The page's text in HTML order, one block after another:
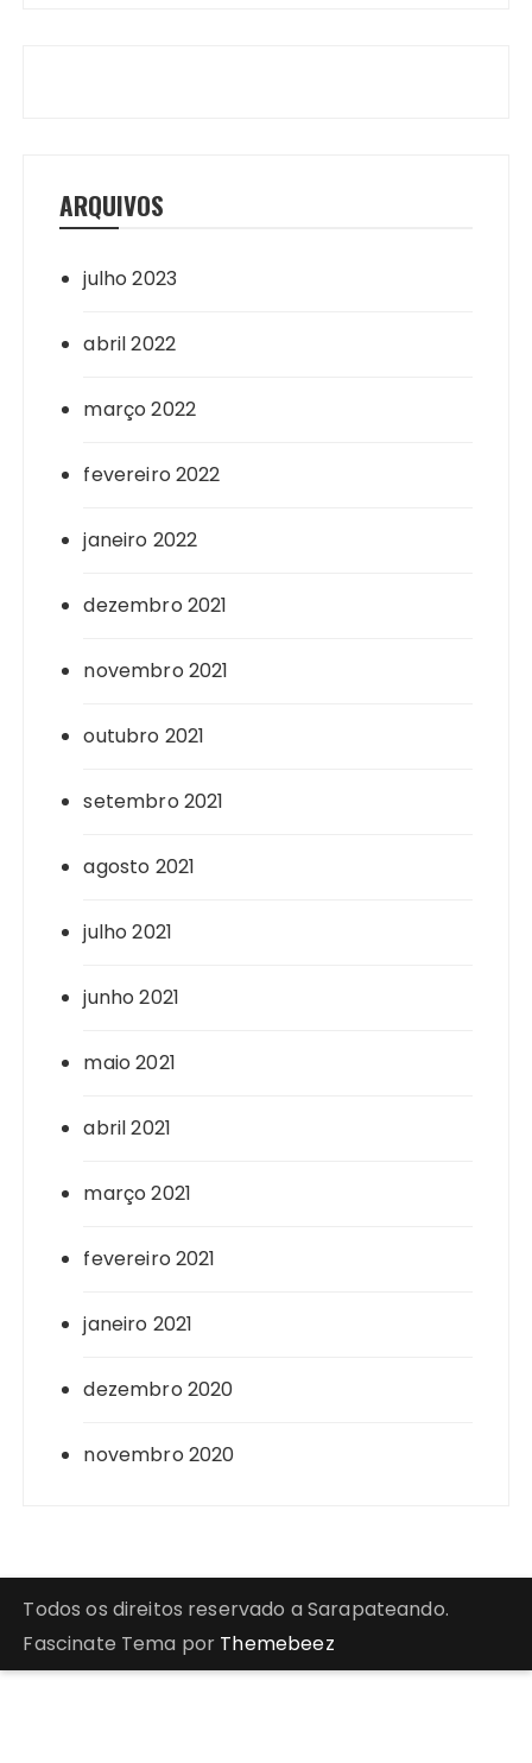
ARQUIVOS
julho 2023
abril 2022
março 2022
fevereiro 2022
janeiro 2022
dezembro 2021
novembro 2021
outubro 2021
setembro 2021
agosto 2021
julho 2021
junho 2021
maio 2021
abril 2021
março 2021
fevereiro 2021
janeiro 2021
dezembro 2020
novembro 2020
Todos os direitos reservado a Sarapateando.
Fascinate Tema por Themebeez